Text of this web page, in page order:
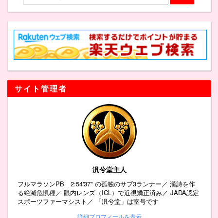
サイト管理者
汎兮堂主人
フルマラソンPB 2:54'37" の孤独のサブ3ランナー／ 漢詩を作
る絶滅危惧種／ 眼内レンズ（ICL）で近視矯正済み／ JADA認定
スポーツファーマシスト／ 「汎兮堂」は室号です